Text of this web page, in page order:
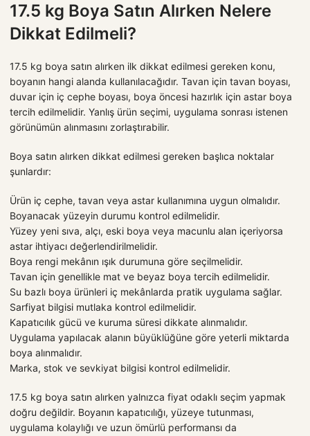
17.5 kg Boya Satın Alırken Nelere
Dikkat Edilmeli?
17.5 kg boya satın alırken ilk dikkat edilmesi gereken konu,
boyanın hangi alanda kullanılacağıdır. Tavan için tavan boyası,
duvar için iç cephe boyası, boya öncesi hazırlık için astar boya
tercih edilmelidir. Yanlış ürün seçimi, uygulama sonrası istenen
görünümün alınmasını zorlaştırabilir.
Boya satın alırken dikkat edilmesi gereken başlıca noktalar
şunlardır:
Ürün iç cephe, tavan veya astar kullanımına uygun olmalıdır.
Boyanacak yüzeyin durumu kontrol edilmelidir.
Yüzey yeni sıva, alçı, eski boya veya macunlu alan içeriyorsa
astar ihtiyacı değerlendirilmelidir.
Boya rengi mekânın ışık durumuna göre seçilmelidir.
Tavan için genellikle mat ve beyaz boya tercih edilmelidir.
Su bazlı boya ürünleri iç mekânlarda pratik uygulama sağlar.
Sarfiyat bilgisi mutlaka kontrol edilmelidir.
Kapatıcılık gücü ve kuruma süresi dikkate alınmalıdır.
Uygulama yapılacak alanın büyüklüğüne göre yeterli miktarda
boya alınmalıdır.
Marka, stok ve sevkiyat bilgisi kontrol edilmelidir.
17.5 kg boya satın alırken yalnızca fiyat odaklı seçim yapmak
doğru değildir. Boyanın kapatıcılığı, yüzeye tutunması,
uygulama kolaylığı ve uzun ömürlü performansı da